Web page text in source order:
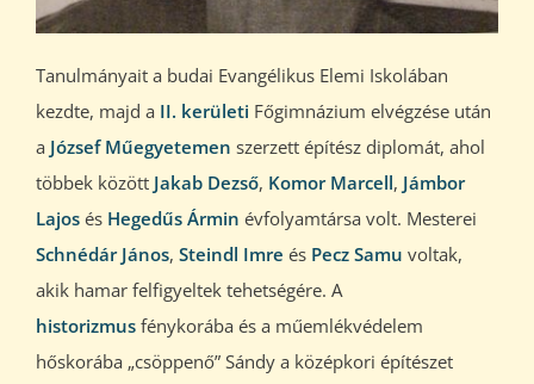
Tanulmányait a budai Evangélikus Elemi Iskolában
kezdte, majd a II. kerületi Főgimnázium elvégzése után
a József Műegyetemen szerzett építész diplomát, ahol
többek között Jakab Dezső, Komor Marcell, Jámbor
Lajosés Hegedűs Ármin évfolyamtársa volt. Mesterei
Schnédár János, Steindl Imre és Pecz Samu voltak,
akik hamar felfigyeltek tehetségére. A
historizmusfénykorába és a műemlékvédelem
hőskorába „csöppenő” Sándy a középkori építészet